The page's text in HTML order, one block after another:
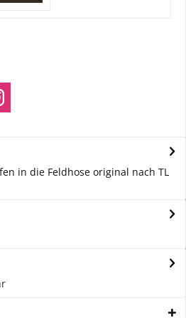
in die Feldhose original nach TL